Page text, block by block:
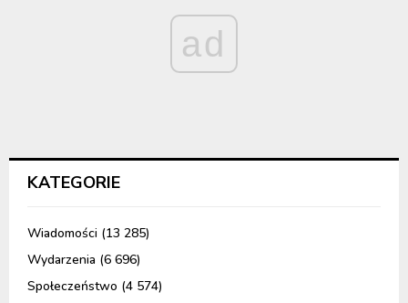
ad
KATEGORIE
Wiadomości (13 285)
Wydarzenia (6 696)
Społeczeństwo (4 574)